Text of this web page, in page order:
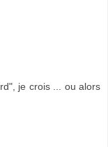
je crois ... ou alors